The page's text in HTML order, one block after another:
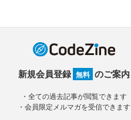
新規会員登録 無料 のご案内
・全ての過去記事が閲覧できます
・会員限定メルマガを受信できます